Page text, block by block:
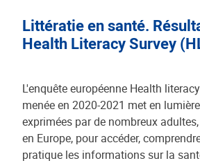
Littératie en santé.
Health Literacy Survey
L'enquête européenne Health
menée en 2020-2021 met en
exprimées par de nombreux
en Europe, pour accéder,
pratique les informations sur la